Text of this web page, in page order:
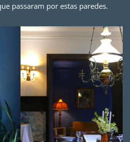
passaram por estas paredes.